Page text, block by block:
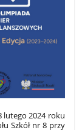
lutego 2024 roku
Szkół nr 8 przy